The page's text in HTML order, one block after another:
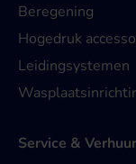
Beregening
Hogedruk
Leidingsystemen
Service & Verhuur